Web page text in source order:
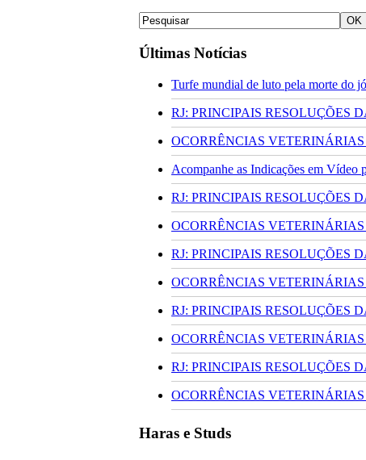
Últimas Notícias
Turfe mundial de luto pela morte do
RJ: PRINCIPAIS RESOLUÇÕES
OCORRÊNCIAS VETERINÁRIAS
Acompanhe as Indicações em Vídeo
RJ: PRINCIPAIS RESOLUÇÕES
OCORRÊNCIAS VETERINÁRIAS
RJ: PRINCIPAIS RESOLUÇÕES
OCORRÊNCIAS VETERINÁRIAS
RJ: PRINCIPAIS RESOLUÇÕES
OCORRÊNCIAS VETERINÁRIAS
RJ: PRINCIPAIS RESOLUÇÕES
OCORRÊNCIAS VETERINÁRIAS
Haras e Studs